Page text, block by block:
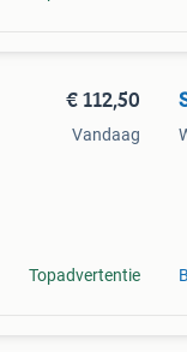
€ 112,50
Vandaag
Topadvertentie